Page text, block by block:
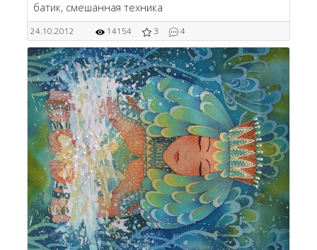
батик, смешанная техника
24.10.2012 14154 3 4